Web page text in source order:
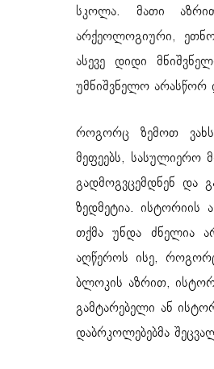
სკოლა. მათი
არქეოლოგიური,
ასევე დიდი
უმნიშვნელო არასწორ
როგორც ზემოთ
მეფეებს, სასულიერო
გადმოგვცემდნენ და
ზედმეტია. ისტორიის
თქმა უნდა ძნელია
აღწეროს ისე,
ბლოკის აზრით,
გამტარებელი ან
დაბრკოლებებმა